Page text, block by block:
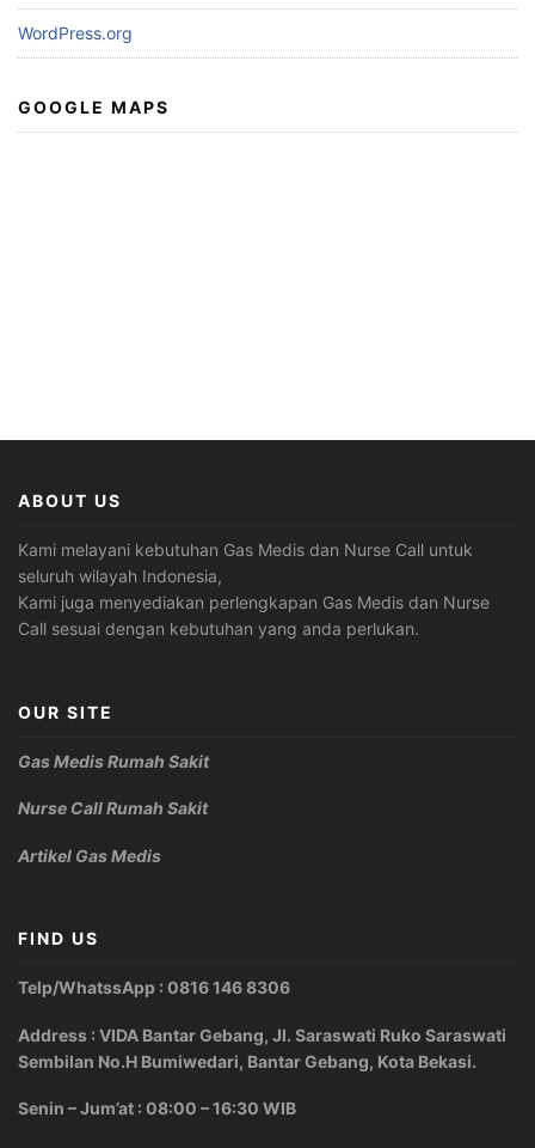
WordPress.org
GOOGLE MAPS
ABOUT US
Kami melayani kebutuhan Gas Medis dan Nurse Call untuk
seluruh wilayah Indonesia,
Kami juga menyediakan perlengkapan Gas Medis dan Nurse
Call sesuai dengan kebutuhan yang anda perlukan.
OUR SITE
Gas Medis Rumah Sakit
Nurse Call Rumah Sakit
Artikel Gas Medis
FIND US
Telp/WhatssApp : 0816 146 8306
Address : VIDA Bantar Gebang, Jl. Saraswati Ruko Saraswati
Sembilan No.H Bumiwedari, Bantar Gebang, Kota Bekasi.
Senin – Jum’at : 08:00 – 16:30 WIB